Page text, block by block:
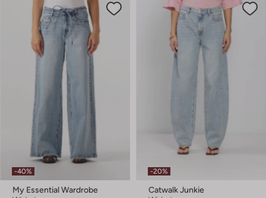
-40%
My Essential Wardrobe
-20%
Catwalk Junkie